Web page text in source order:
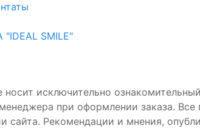
SMILE"
исключительно
при оформлении заказа.
сайта. Рекомендации и